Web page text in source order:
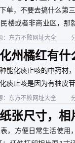
务，畅通政民互
于打造阳光透明
数字政府窗口。
单，不要去搞什么第
楼或者非商业区，
过https://
：东方不败网址大全
州橘红有什
能化痰止咳的中药材
痰止咳是因为有柚皮
用。
：东方不败网址大全
张尺寸，
寸型号对
，方便日常生活使